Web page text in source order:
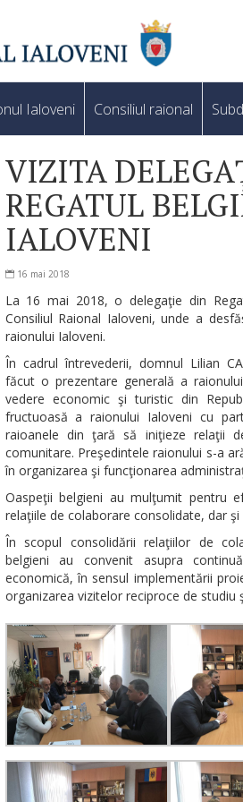
Ialoveni Consiliul raional
VIZITA
REGATUL
IALOVENI
16 mai 2018
La 16 mai 2018, o delegaţie din
Consiliul Raional Ialoveni, unde a
raionului Ialoveni.
În cadrul întrevederii, domnul Lilian
făcut o prezentare generală a
vedere economic şi turistic din
fructuoasă a raionului Ialoveni cu
raioanele din ţară să iniţieze relaţii
comunitare. Preşedintele raionului s-a
în organizarea şi funcţionarea
Oaspeţii belgieni au mulţumit pentru
relaţiile de colaborare consolidate, dar
În scopul consolidării relaţiilor de
belgieni au convenit asupra
economică, în sensul implementării
organizarea vizitelor reciproce de studiu